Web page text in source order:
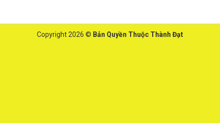
Copyright 2026 © Bản Quyền Thuộc Thành Đạt